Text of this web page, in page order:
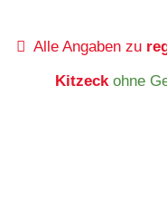
Alle Angaben zu
Kitzeck ohne